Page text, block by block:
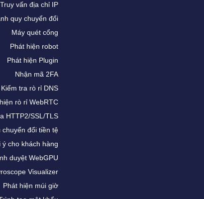
Truy vấn địa chỉ IP
quy chuyển đổi
Máy quét cổng
Phát hiện robot
Phát hiện Plugin
Nhận mã 2FA
Kiểm tra rò rỉ DNS
rò rỉ WebRTC
HTTP2/SSL/TLS
chuyển đổi tiền tệ
ý cho khách hàng
duyệt WebGPU
Visualizer
Phát hiện múi giờ